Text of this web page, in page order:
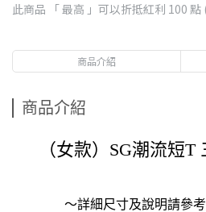
此商品 「 最高 」可以折抵紅利 100 點
商品介紹
商品介紹
（女款）SG潮流短T
～詳細尺寸及說明請參